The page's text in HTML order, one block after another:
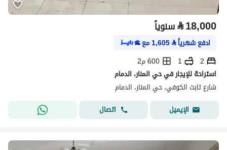
⃁18,000 سنوياً
ادفع شهرياً⃁
1,605مع
2
1
600 م2
استراحة للإيجار في حي المنار، الدمام
شارع ثابت الكوفي، حي المنار، الدمام
الإيميل
اتصال